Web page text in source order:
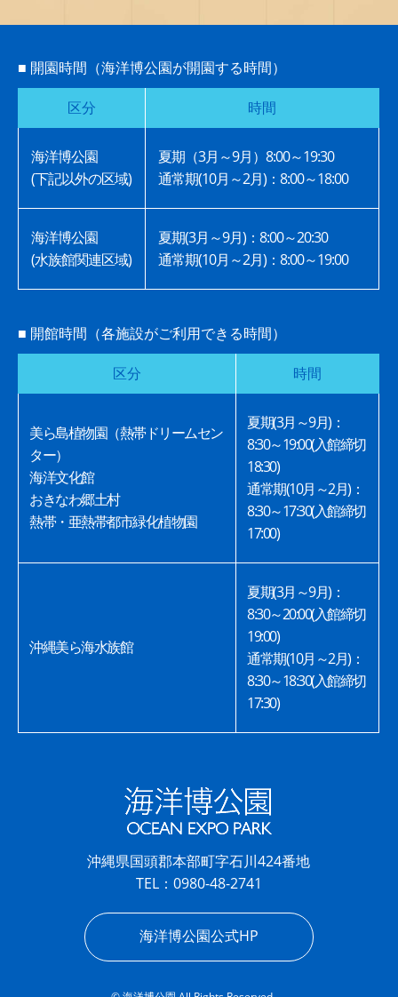
■ 開園時間（海洋博公園が開園する時間）
区分 時間
海洋博公園
(下記以外の区域)
夏期（3月～9月）8:00～19:30
通常期(10月～2月)：8:00～18:00
海洋博公園
(水族館関連区域)
夏期(3月～9月)：8:00～20:30
通常期(10月～2月)：8:00～19:00
■ 開館時間（各施設がご利用できる時間）
区分 時間
美ら島植物園（熱帯ドリームセン
ター）
海洋文化館
おきなわ郷土村
熱帯・亜熱帯都市緑化植物園
夏期(3月～9月)：
8:30～19:00(入館締切
18:30)
通常期(10月～2月)：
8:30～17:30(入館締切
17:00)
沖縄美ら海水族館
夏期(3月～9月)：
8:30～20:00(入館締切
19:00)
通常期(10月～2月)：
8:30～18:30(入館締切
17:30)
沖縄県国頭郡本部町字石川424番地
TEL：0980-48-2741
海洋博公園公式HP